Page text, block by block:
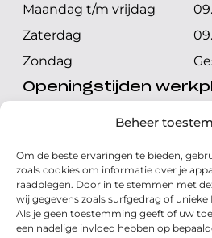
Beheer
Om de beste ervaringen te bieden,
zoals cookies om informatie over je
raadplegen. Door in te stemmen met
wij gegevens zoals surfgedrag of unieke
Als je geen toestemming geeft of uw
een nadelige invloed hebben op
Maandag t/m vrijdag
Zaterdag
Zondag
Openingstijden
Maandag t/m vrijdag
Zondag
Volg ons